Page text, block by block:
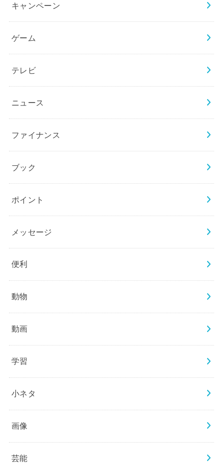
キャンペーン
ゲーム
テレビ
ニュース
ファイナンス
ブック
ポイント
メッセージ
便利
動物
動画
学習
小ネタ
画像
芸能